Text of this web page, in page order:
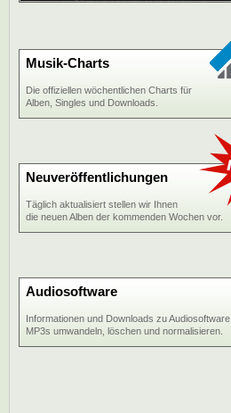
Musik-Charts
Die offiziellen wöchentlichen Charts für
Alben, Singles und Downloads.
Neuveröffentlichungen
Täglich aktualisiert stellen wir Ihnen
die neuen Alben der kommenden Wochen vor.
Audiosoftware
Informationen und Downloads zu Audiosoftware,
MP3s umwandeln, löschen und normalisieren.